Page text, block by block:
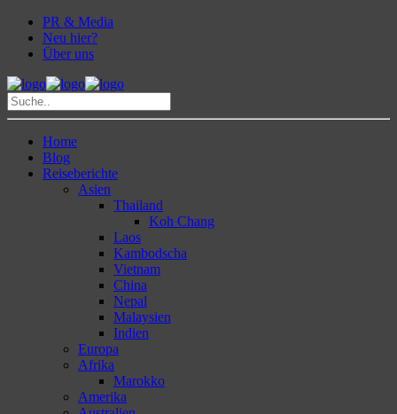
PR & Media
Neu hier?
Über uns
Home
Blog
Reiseberichte
Asien
Thailand
Koh Chang
Laos
Kambodscha
Vietnam
China
Nepal
Malaysien
Indien
Europa
Afrika
Marokko
Amerika